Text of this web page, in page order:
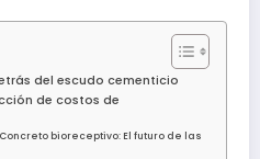
del escudo cementicio
de costos de
| Concreto bioreceptivo: El futuro de las